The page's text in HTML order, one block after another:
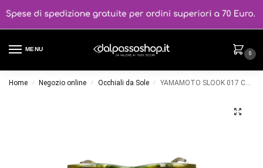
MENU
0
Home / Negozio online / Occhiali da Sole / YAMAMOTO SLOOK 017 Colore 17002